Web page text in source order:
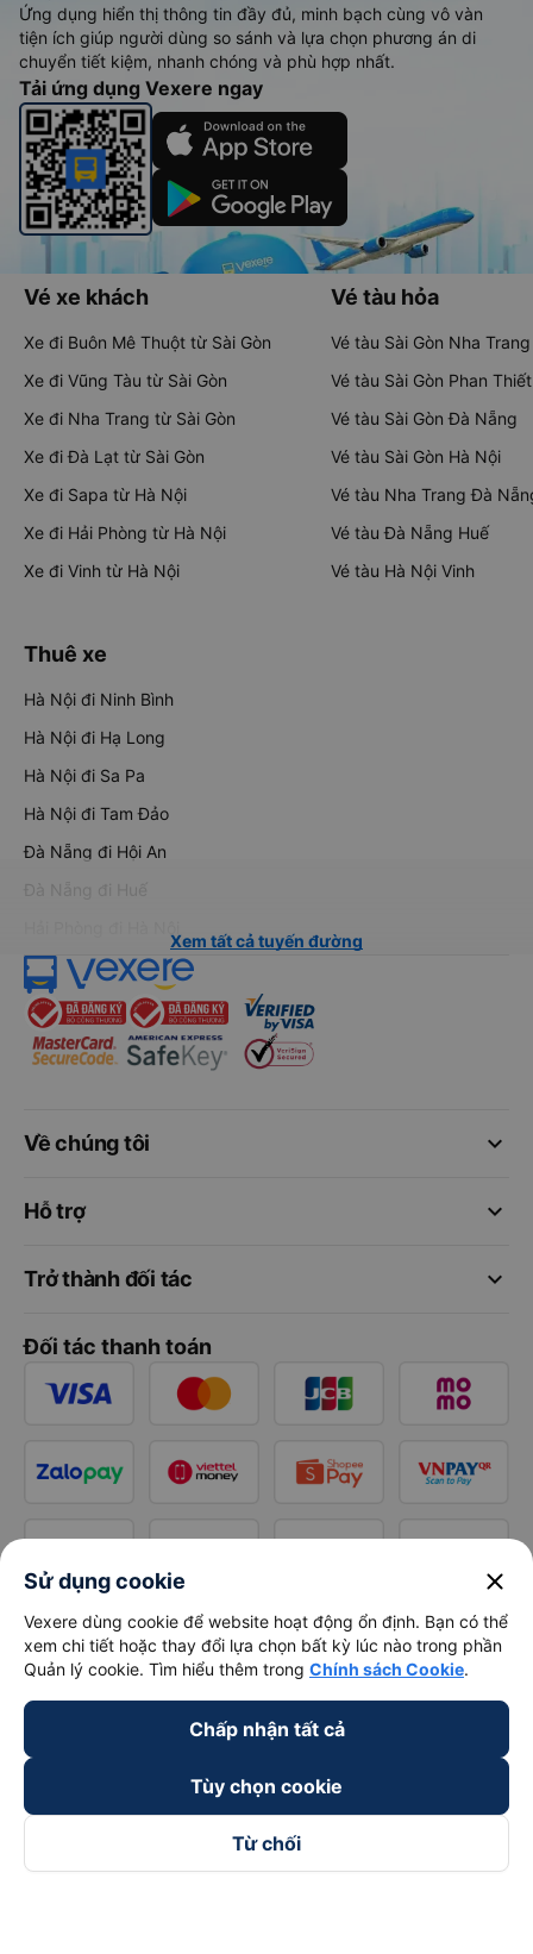
Ứng dụng hiển thị thông tin đầy đủ, minh bạch cùng vô vàn
tiện ích giúp người dùng so sánh và lựa chọn phương án di
chuyển tiết kiệm, nhanh chóng và phù hợp nhất.
Tải ứng dụng Vexere ngay
Vé xe khách
Xe đi Buôn Mê Thuột từ Sài Gòn
Xe đi Vũng Tàu từ Sài Gòn
Xe đi Nha Trang từ Sài Gòn
Xe đi Đà Lạt từ Sài Gòn
Xe đi Sapa từ Hà Nội
Xe đi Hải Phòng từ Hà Nội
Xe đi Vinh từ Hà Nội
Vé tàu hỏa
Vé tàu Sài Gòn Nha Trang
Vé tàu Sài Gòn Phan Thiết
Vé tàu Sài Gòn Đà Nẵng
Vé tàu Sài Gòn Hà Nội
Vé tàu Nha Trang Đà
Vé tàu Đà Nẵng Huế
Vé tàu Hà Nội Vinh
Thuê xe
Hà Nội đi Ninh Bình
Hà Nội đi Hạ Long
Hà Nội đi Sa Pa
Hà Nội đi Tam Đảo
Đà Nẵng đi Hội An
Đà Nẵng đi Huế
Xem tất cả tuyến đường
keyboard_arrow_down
Về chúng tôi
keyboard_arrow_down
Hỗ trợ
keyboard_arrow_down
Trở thành đối tác
Đối tác thanh toán
Sử dụng cookie close
Vexere dùng cookie để website hoạt động ổn định. Bạn có thể
xem chi tiết hoặc thay đổi lựa chọn bất kỳ lúc nào trong phần
Quản lý cookie. Tìm hiểu thêm trong Chính sách Cookie.
Chấp nhận tất cả
Tùy chọn cookie
Từ chối